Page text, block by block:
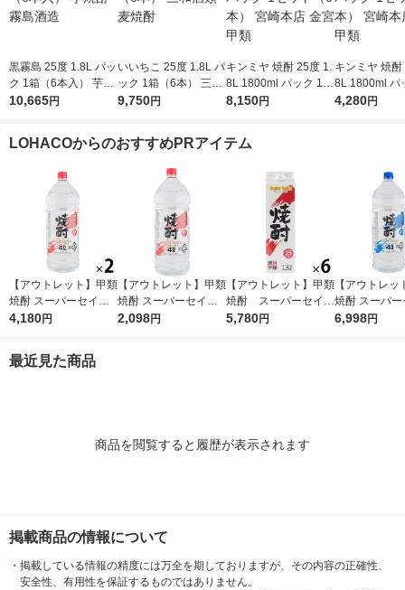
黒霧島 25度 1.8L パッ
ク 1箱（6本入） 芋焼
酎 霧島酒造
10,665円
いいちこ 25度 1.8L パ
ック 1箱（6本） 三和
酒類 麦焼酎
9,750円
キンミヤ 焼酎 25度 1.
8L 1800ml パック 1セ
ット（6本） 宮崎本店
8,150円
キンミヤ 焼
8L 1800ml パ
ット（3本）
4,280円
LOHACOからのおすすめPRアイテム
【アウトレット】甲類
焼酎 スーパーセイカ
25度 4L 1セット（2
4,180円
【アウトレット】甲類
焼酎 スーパーセイカ
25度 4L 1本 東亜酒造
2,098円
【アウトレット】甲類
焼酎 スーパーセイカ
25度 1.8L 1800ml
5,780円
【アウトレッ
焼酎 スーパー
20度 4L 1セ
6,998円
最近見た商品
商品を閲覧すると履歴が表示されます
掲載商品の情報について
・ 掲載している情報の精度には万全を期しておりますが、その内容の正確性、
安全性、有用性を保証するものではありません。